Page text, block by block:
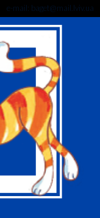
mail: baget@mail.lviv.ua